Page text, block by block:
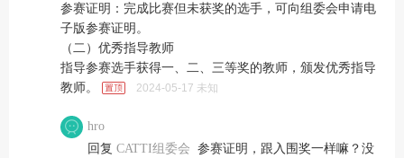
参赛证明：完成比赛但未获奖的选手，可向组委会申请电
子版参赛证明。
（二）优秀指导教师
指导参赛选手获得一、二、三等奖的教师，颁发优秀指导
教师。
2024-05-17 未知
hro
回复 CATTI组委会 参赛证明，跟入围奖一样嘛？没